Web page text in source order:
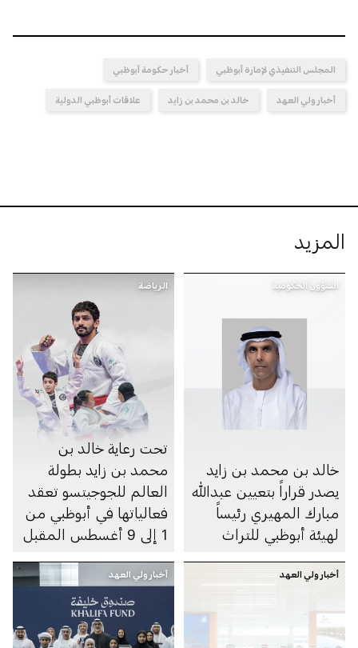
المجلس التنفيذي لإمارة أبوظبي أخبار حكومة أبوظبي
أخبار ولي العهد خالد بن محمد بن زايد علاقات أبوظبي الدولية
المزيد
الشؤون الحكومية
خالد بن محمد بن زايد
يصدر قراراً بتعيين عبدالله
مبارك المهيري رئيساً
لهيئة أبوظبي للتراث
الرياضة
تحت رعاية خالد بن
محمد بن زايد بطولة
العالم للجوجيتسو تعقد
فعالياتها في أبوظبي من
1 إلى 9 أغسطس المقبل
أخبار ولي العهد أخبار ولي العهد